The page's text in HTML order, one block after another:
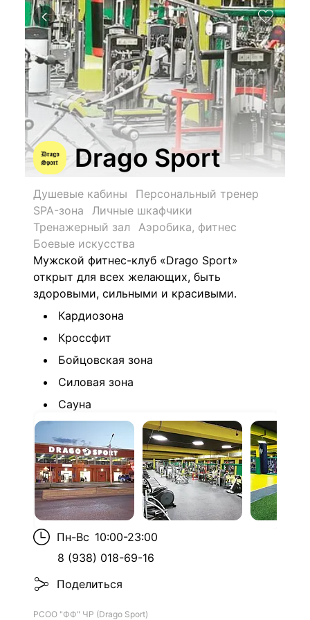
Drago Sport
Душевые кабины
Персональный тренер
SPA-зона
Личные шкафчики
Тренажерный зал
Аэробика, фитнес
Боевые искусства
Мужской фитнес-клуб «Drago Sport»
открыт для всех желающих, быть
здоровыми, сильными и красивыми.
Кардиозона
Кроссфит
Бойцовская зона
Силовая зона
Сауна
Пн-Вс 10:00-23:00
8 (938) 018-69-16
Поделиться
РСОО "ФФ" ЧР (Drago Sport)